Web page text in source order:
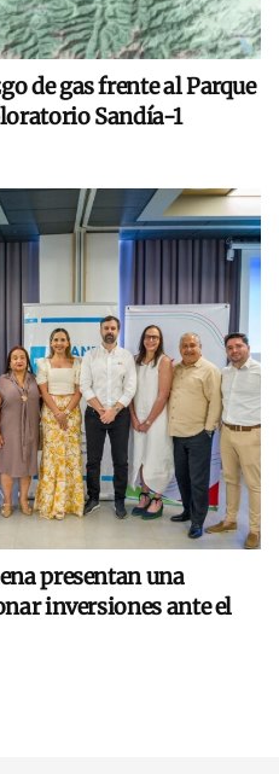
de gas frente al Parque
Sandía-1
presentan una
inversiones ante el